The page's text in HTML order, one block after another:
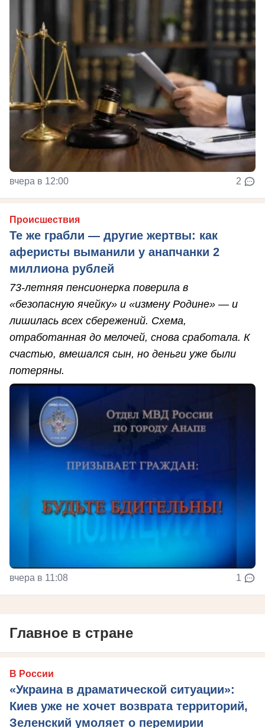
вчера в 12:00 2
Происшествия
Те же грабли — другие жертвы: как
аферисты выманили у анапчанки 2
миллиона рублей
73-летняя пенсионерка поверила в
«безопасную ячейку» и «измену Родине» — и
лишилась всех сбережений. Схема,
отработанная до мелочей, снова сработала. К
счастью, вмешался сын, но деньги уже были
потеряны.
вчера в 11:08 1
Главное в стране
В России
«Украина в драматической ситуации»:
Киев уже не хочет возврата территорий,
Зеленский умоляет о перемирии